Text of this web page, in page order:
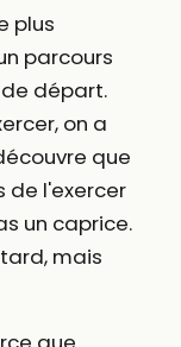
plus
parcours
départ.
on a
que
de l'exercer
un caprice.
mais